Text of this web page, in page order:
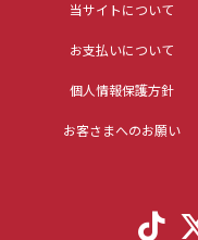
当サイトについて
お支払いについて
個人情報保護方針
お客さまへのお願い